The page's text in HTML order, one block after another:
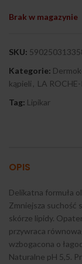
Brak w magazynie
SKU:
Kategorie:
kąpieli
LA
Tag: Lipikar
OPIS
Delikatna formuła
Zmniejsza suchość
skórze lipidy.
przywraca
wzbogacona o
Naturalne pH 5,5.